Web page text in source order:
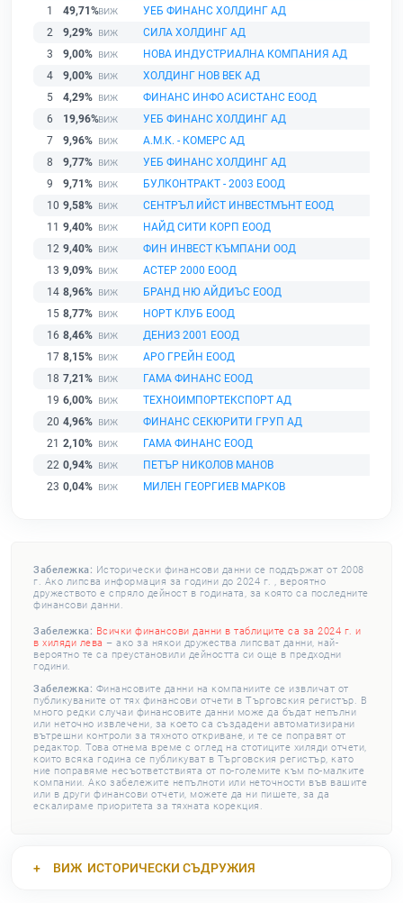
1
49,71%
УЕБ ФИНАНС ХОЛДИНГ АД
2
9,29%
СИЛА ХОЛДИНГ АД
3
9,00%
НОВА ИНДУСТРИАЛНА КОМПАНИЯ АД
4
9,00%
ХОЛДИНГ НОВ ВЕК АД
5
4,29%
ФИНАНС ИНФО АСИСТАНС ЕООД
6
19,96%
УЕБ ФИНАНС ХОЛДИНГ АД
7
9,96%
А.М.К. - КОМЕРС АД
8
9,77%
УЕБ ФИНАНС ХОЛДИНГ АД
9
9,71%
БУЛКОНТРАКТ - 2003 ЕООД
10 9,58%
СЕНТРЪЛ ИЙСТ ИНВЕСТМЪНТ ЕООД
11 9,40%
НАЙД СИТИ КОРП ЕООД
12 9,40%
ФИН ИНВЕСТ КЪМПАНИ ООД
13 9,09%
АСТЕР 2000 ЕООД
14 8,96%
БРАНД НЮ АЙДИЪС ЕООД
15 8,77%
НОРТ КЛУБ ЕООД
16 8,46%
ДЕНИЗ 2001 ЕООД
17 8,15%
АРО ГРЕЙН ЕООД
18 7,21%
ГАМА ФИНАНС ЕООД
19 6,00%
ТЕХНОИМПОРТЕКСПОРТ АД
20 4,96%
ФИНАНС СЕКЮРИТИ ГРУП АД
21 2,10%
ГАМА ФИНАНС ЕООД
22 0,94%
ПЕТЪР НИКОЛОВ МАНОВ
23 0,04% МИЛЕН ГЕОРГИЕВ МАРКОВ
Забележка: Исторически финансови данни се поддържат от 2008
г. Ако липсва информация за години до 2024 г. , вероятно
дружеството е спряло дейност в годината, за която са последните
финансови данни.
Забележка: Всички финансови данни в таблиците са за 2024 г. и
в хиляди лева – ако за някои дружества липсват данни, най-
вероятно те са преустановили дейността си още в предходни
години.
Забележка: Финансовите данни на компаниите се извличат от
публикуваните от тях финансови отчети в Търговския регистър. В
много редки случаи финансовите данни може да бъдат непълни
или неточно извлечени, за което са създадени автоматизирани
вътрешни контроли за тяхното откриване, и те се поправят от
редактор. Това отнема време с оглед на стотиците хиляди отчети,
които всяка година се публикуват в Търговския регистър, като
ние поправяме несъответствията от по-големите към по-малките
компании. Ако забележите непълноти или неточности във вашите
или в други финансови отчети, можете да ни пишете, за да
ескалираме приоритета за тяхната корекция.
ВИЖ ИСТОРИЧЕСКИ СЪДРУЖИЯ